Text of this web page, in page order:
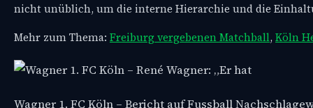
nicht unüblich, um die interne Hierarchie und die
Mehr zum Thema: Freiburg vergebenen Matchball, Köln
Wagner 1. FC Köln – Bericht auf Fussball